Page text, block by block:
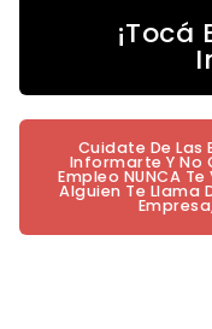
¡Tocá
Cuidate De Las
Informarte Y No
Empleo NUNCA
Alguien Te Llama